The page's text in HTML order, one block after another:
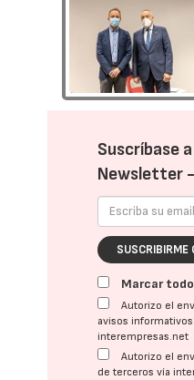
Suscríbase
Newsletter -
SUSCRIBIRME
Marcar
Autorizo el
avisos
interempresas.net
Autorizo el
de terceros vía